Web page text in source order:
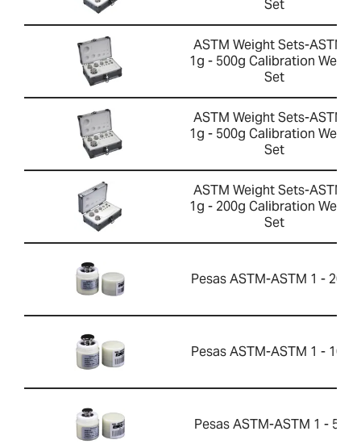
Set
ASTM Weight Sets-ASTM 1
1g - 500g Calibration Weight
Set
ASTM Weight Sets-ASTM 2
1g - 500g Calibration Weight
Set
ASTM Weight Sets-ASTM 2
1g - 200g Calibration Weight
Set
Pesas ASTM-ASTM 1 - 200g
Pesas ASTM-ASTM 1 - 100g
Pesas ASTM-ASTM 1 - 50g